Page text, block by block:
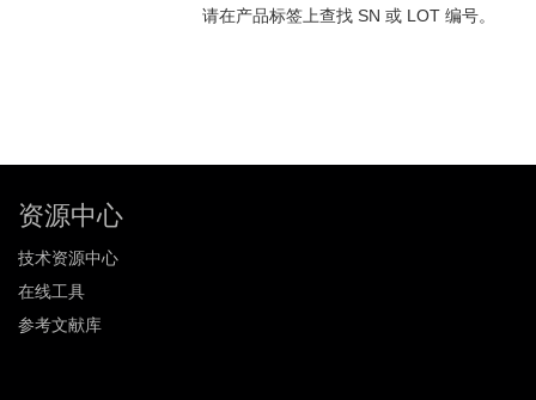
请在产品标签上查找 SN 或 LOT 编号。
资源中心
技术资源中心
在线工具
参考文献库